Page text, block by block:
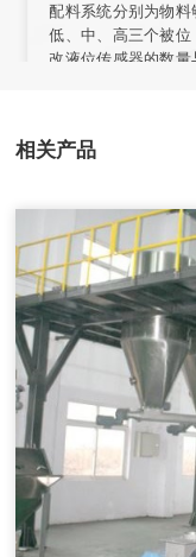
配料系统分别为物
低、中、高三个被
改液位传感器的数量
会获得数据并通过组
2020年08月18日
自动配料系统采用
术、现代检测技术
决方案。
2020年08月18日
计算机在减重法
在人造板减重法施
控制方法，完成系
系统把单位时间内
相关产品